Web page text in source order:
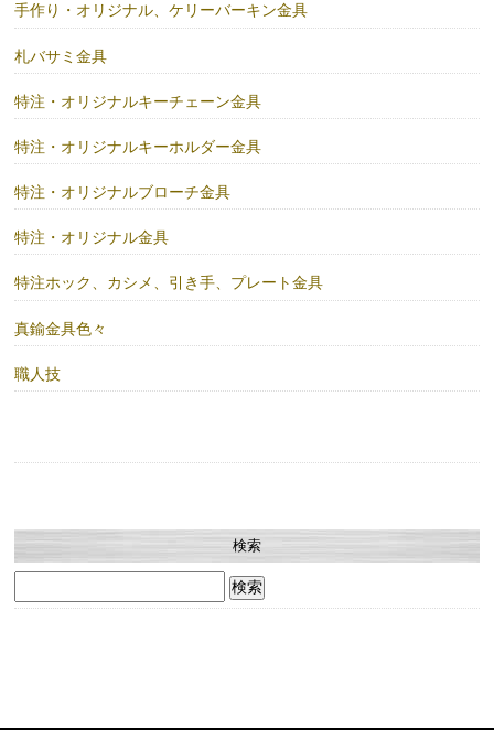
手作り・オリジナル、ケリーバーキン金具
札バサミ金具
特注・オリジナルキーチェーン金具
特注・オリジナルキーホルダー金具
特注・オリジナルブローチ金具
特注・オリジナル金具
特注ホック、カシメ、引き手、プレート金具
真鍮金具色々
職人技
検索
索: